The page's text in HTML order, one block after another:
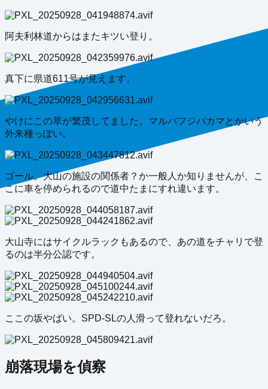
阿夫利林道からはまたキツい登り。
真下に県道611号が見えます。
やけにこの草が繁茂してました。マルバフジバカマとかいう
外来種っぽい。
ゴール。大山の施設の関係者？か一般人か知りませんが、こ
こに車を停められるので道中たまにすれ違います。
大山寺にはサイクルラックもあるので、あの道をチャリで登
るのは半分公認です。
ここの坂やばい。SPD-SLの人滑って登れないだろ。
崩落現場を偵察